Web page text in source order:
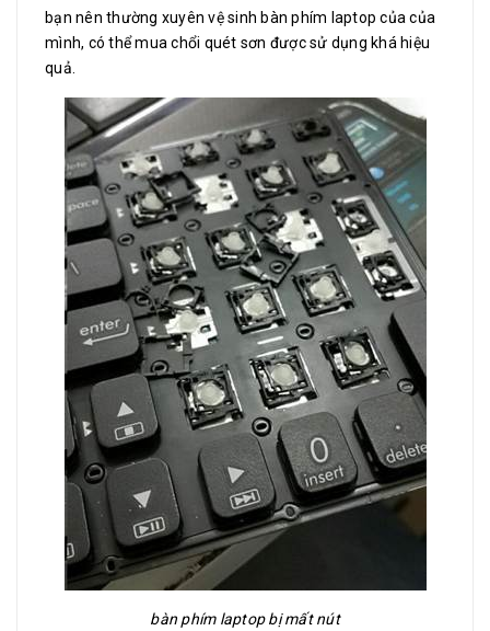
bạn nên thường xuyên vệ sinh bàn phím laptop của của
mình, có thể mua chổi quét sơn được sử dụng khá hiệu
quả.
bàn phím laptop bị mất nút